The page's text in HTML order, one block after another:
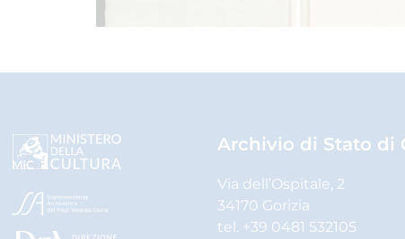
Archivio di Stato di
Via dell’Ospitale, 2
34170 Gorizia
tel. +39 0481 532105